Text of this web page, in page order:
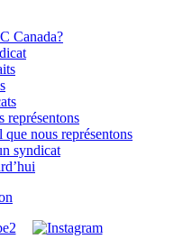
Canada?
représentons
nous représentons
syndicat